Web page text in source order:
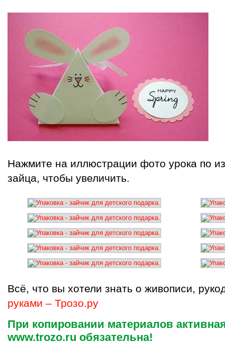
Нажмите на иллюстрации фото урока по
зайца, чтобы увеличить.
Всё, что вы хотели знать о живописи,
руками – Трозо.ру
При копировании материалов
www.trozo.ru обязательна!